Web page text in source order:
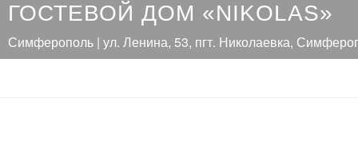
ГОСТЕВОЙ ДОМ «NIKOLAS»
Симферополь | ул. Ленина, 53, пгт. Николаевка,